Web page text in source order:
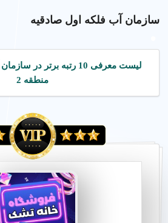
سازمان آب فلکه اول صادقیه
لیست معرفی 10 رتبه برتر
منطقه 2